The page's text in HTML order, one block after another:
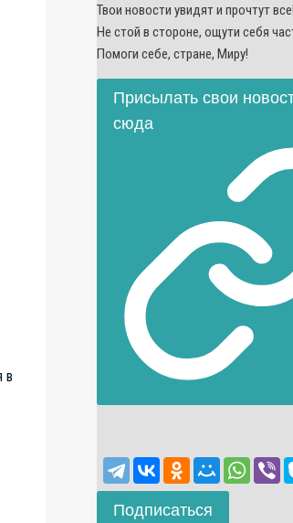
в
Твои новости увидят и прочтут все!
Не стой в стороне, ощути себя
Помоги себе, стране, Миру!
Присылать свои
сюда
Подписаться